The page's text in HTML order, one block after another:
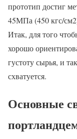
прототип достиг
45МПа (450 кгс/
Итак, для того
хорошо
густоту сырья, и
схватуется.
Основные